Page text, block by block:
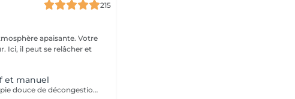
215
apaisante. Votre
il peut se relâcher et
et manuel
Le drainage lymphatique est une thérapie douce de décongestion qui peut être utilisée aussi bien à des fins préventives qu'à des fins relaxantes ou esthétiques. Cette technique stimule le flux lymphatique dans tout le corps jusqu'aux ganglions lymphatiques pour faciliter l'élimination des excès de liquide et des déchets métaboliques.tion d'eau. Cette technique de massage renforce l'immunité de l'organisme. Vous allez vous ressentir léger, et énergétisé.